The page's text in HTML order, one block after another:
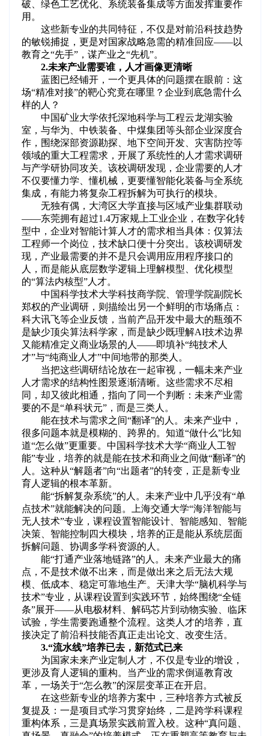
破、绿色工艺优化、系统装备集成等方面发挥重要作
用。
这些新专业的共同特征，不仅是对前沿科技趋势
的敏锐捕捉，更是对国家战略急需的精准回应——以
教育之“先手”，谋产业之“先机”。
2.未来产业需要谁，人才画像更清晰
蓝图已经铺开，一个更具体的问题摆在眼前：这
场“精准对接”的靶心究竟在哪里？企业到底急需什么
样的人？
中国矿业大学依托深地科学与工程云龙湖实验
室，与华为、中铁装备、中煤集团等头部企业深度合
作，围绕深部资源勘探、地下空间开发、灾害防控等
领域的重大工程需求，开展了系统性的人才需求调研
与产学研协同攻关。该校调研发现，企业需要的人才
不仅要懂力学、懂机械，更要懂智能化装备与全系统
集成，有能力将复杂工程拆解为可执行的模块。
无独有偶，大湾区大学直接与区域产业集群联动
——东莞拥有超过1.4万家规上工业企业，在数字化转
型中，企业对智能计算人才的需求相当具体：仅算法
工程师一个岗位，技术缺口便十分突出。该校调研发
现，产业最需要的并不是只会调用应用程序接口的
人，而是能从底层数学逻辑上理解模型、优化模型
的“算法内核型”人才。
中国科学技术大学科技商学院、管理学院副院长
郑权的产业调研，则描绘出另一个鲜明的市场痛点：
科大讯飞等企业反馈，当前产品开发中最大的瓶颈不
是缺少顶尖算法科学家，而是缺少既理解AI技术边界
又能精准定义商业场景的人——即填补“纯技术人
才”与“纯商业人才”中间地带的那类人。
当把这些调研结论放在一起审视，一幅未来产业
人才需求的结构性图景逐渐清晰。这些需求不尽相
同，却又彼此相通，指向了同一个判断：未来产业需
要的不是“单科状元”，而是三类人。
能在技术与需求之间“翻译”的人。未来产业中，
很多问题本就是模糊的、跨界的。知道“做什么”比知
道“怎么做”更重要。中国科学技术大学“商业人工智
能”专业，培养的就是能在技术和商业之间做“翻译”的
人。这种从“解题者”向“出题者”的转变，正是新专业
育人逻辑的根本革新。
能“拆解复杂系统”的人。未来产业中几乎没有“单
点技术”就能解决的问题。上海交通大学“海洋智能与
无人技术”专业，课程设置智能设计、智能感知、智能
决策、智能控制四大模块，培养的正是能从系统层面
拆解问题、协调多学科资源的人。
能“打通产业落地链路”的人。未来产业最大的痛
点，不是技术做不出来，而是做出来之后无法大规
模、低成本、稳定可靠地生产。天津大学“脑机科学与
技术”专业，从课程设置到实践环节，始终围绕“全链
条”展开——从电极材料、解码芯片到动物实验、临床
试验，学生需要跑通整个流程。这类人才的培养，直
接决定了前沿科技能否真正走出论文、改变生活。
3.“流水线”培养已去，新范式已来
为国家未来产业定制人才，不仅是专业的增设，
更涉及育人逻辑的重构。当产业的需求倒逼教育改
革，一场关于“怎么教”的深层变革正在开启。
在这些新专业的培养方案中，三种培养方式被反
复提及：一是项目式学习贯穿始终，二是跨学科课程
重构体系，三是真场景实践前置入校。这种“真问题、